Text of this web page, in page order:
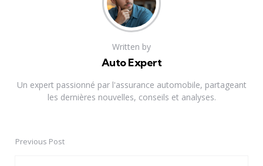
Written by
Auto Expert
Un expert passionné par l'assurance automobile, partageant
les dernières nouvelles, conseils et analyses.
PostPrevious Post